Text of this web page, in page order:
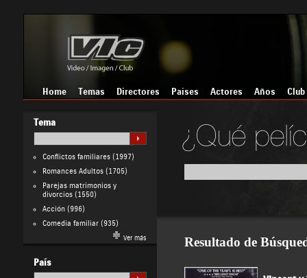
Home Temas Directores Países Actores Años Club
Tema
Conflictos familiares(1997)
Romances Adultos(1705)
Parejas matrimonios y
divorcios(1550)
Acción(996)
Comedia familiar(935)
Ver más
País
Resultado de